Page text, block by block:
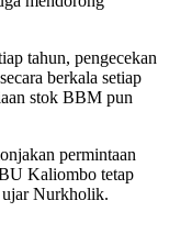
tahun, pengecekan
berkala setiap
stok BBM pun
permintaan
Kaliombo tetap
ujar Nurkholik.